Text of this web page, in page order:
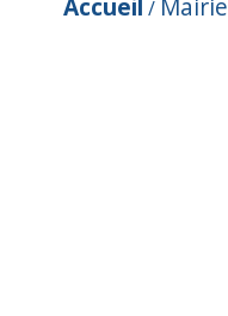
Accueil / Mairie